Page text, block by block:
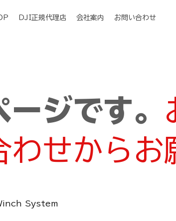
DJI正規代理店 会社案内 お問い合わせ
ジです。
せからお
System